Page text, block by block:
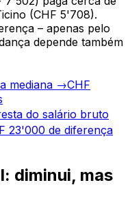
(CHF 5'708).
– apenas pelo
depende também
mediana →CHF
do salário bruto
23'000 de diferença
diminui, mas